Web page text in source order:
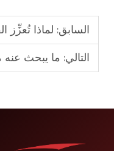
السابق: لماذا تُعزِّز
التالي: ما يبحث عنه مشتروا